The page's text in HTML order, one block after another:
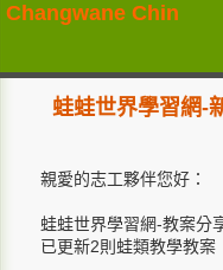
Changwane Chin
蛙蛙世界學習網-
親愛的志工夥伴您好：
蛙蛙世界學習網-教案分
已更新2則蛙類教學教案